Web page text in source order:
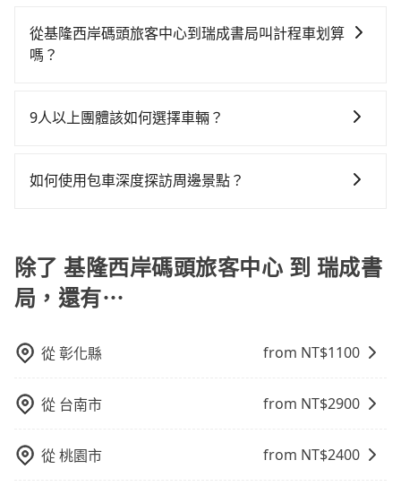
步行進站、現場購票並於月台排隊的時間約20分鐘，再
乘坐58~77分鐘（平均68分）的高鐵從南港站前往台中
後，抵達瑞成書局 (台中市東區) 的目的地。全程加上轉
專車接送，則每人平均花費約1,030元，費時2小時14分
車，也可參考tripool的拼車共乘服務，最多可再節省
50%的交通費用。
時不需要閉目養神（因為要自己開車），最重要的是你
當天就要來回，那在基隆路邊可隨租隨借的iRent應該是
西岸碼頭旅客中心到瑞成書局的花費預估為
時40元路邊停車費用預估進去，但額外的汽車保險與可
或九人座可供選擇，而且無人租車最令人詬病的就是車
況，打開車門才發現仍有上一組乘客遺留的垃圾或者撞
凹的車門仍未被修理，每一次租車都好像在開樂透一
用戶卻遲遲尚未歸還，又或者要還車時卻偏偏找不到停
小的風險。最後，雖然路邊隨租隨還看似方便，但實際
使用時還是有其區域的限制，實際可停靠的地點與你的
就顯得非常不便。
從基隆西岸碼頭旅客中心到瑞成書局叫計程車划算
嗎？
灣大車隊、Uber和Yoxi，如果在路邊攔不到車，也可考
元間，但如改預約tripool可省高達$2,700。綜合以上，
9人以上團體該如何選擇車輛？
9人以上之廂型車，其實屬違法。在現行法律下，營業小
行照不符，連司機的駕照都會不符。在路上被警察盤查
請下車終止行程事小，如果發生意外，保險公司可不予
賠償就事大了。千萬別為了省小錢而把朋友親人的安全
與一台小轎車比較划算，如人數超過12位就一定是叫一
是禁止大客車通行的，建議在預定時最好先與車行或平
台確認。
如何使用包車深度探訪周邊景點？
的節奏和時間進行遊覽。除了景點本身，還可以體驗周
邊的文化和風俗，品嚐當地的美食，與當地人交流，深
入體驗當地的生活和文化。在探訪景點時，可以積極尋
和內幕，並且可以在旅途中收集更多的故事和經驗，豐
富自己的旅程。
除了 基隆西岸碼頭旅客中心 到 瑞成書
局，還有⋯
從彰化縣 from NT$1100
從 台南市 from NT$2900
從桃園市 from NT$2400